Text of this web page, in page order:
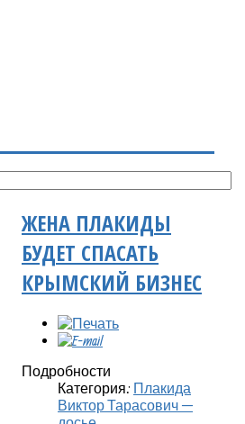
ЖЕНА ПЛАКИДЫ
БУДЕТ СПАСАТЬ
КРЫМСКИЙ БИЗНЕС
Подробности
Категория: Плакида
Виктор Тарасович —